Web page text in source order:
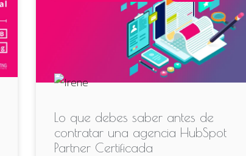
Lo que debes saber antes de
contratar una agencia HubSpot
Partner Certificada